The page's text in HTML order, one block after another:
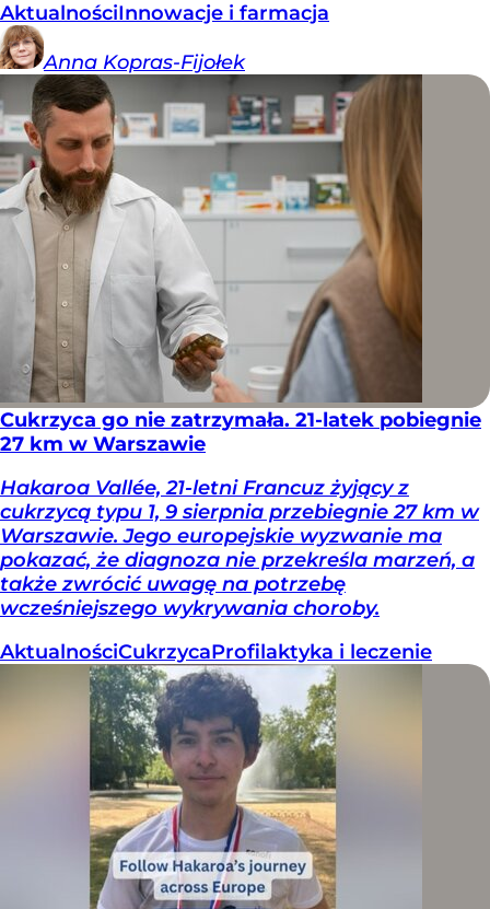
AktualnościInnowacje i farmacja
Anna Kopras-Fijołek
Cukrzyca go nie zatrzymała. 21-latek pobiegnie
27 km w Warszawie
Hakaroa Vallée, 21-letni Francuz żyjący z
cukrzycą typu 1, 9 sierpnia przebiegnie 27 km w
Warszawie. Jego europejskie wyzwanie ma
pokazać, że diagnoza nie przekreśla marzeń, a
także zwrócić uwagę na potrzebę
wcześniejszego wykrywania choroby.
AktualnościCukrzycaProfilaktyka i leczenie